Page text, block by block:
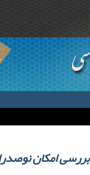
بررسی امکان